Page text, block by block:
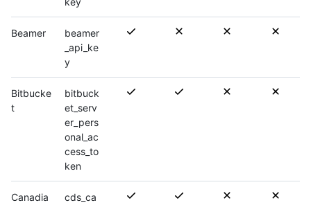
Beamer
beamer
_api_ke
y
Bitbucke
t
bitbuck
et_serv
er_pers
onal_ac
cess_to
ken
Canadia
cds_ca